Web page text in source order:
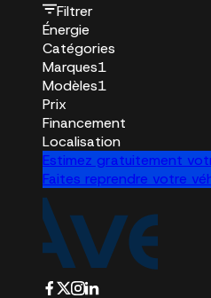
Filtrer
Énergie
Catégories
Marques1
Modèles1
Prix
Financement
Localisation
Estimez gratuitement
Faites reprendre votre